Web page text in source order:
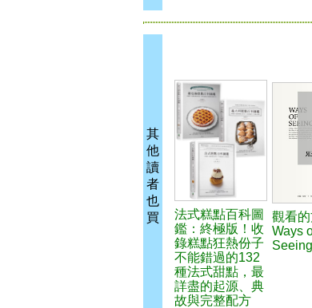
其
他
讀
者
也
買
法式糕點百科圖
鑑：終極版！收
錄糕點狂熱份子
不能錯過的132
種法式甜點，最
詳盡的起源、典
故與完整配方
觀看
Ways
Seeing